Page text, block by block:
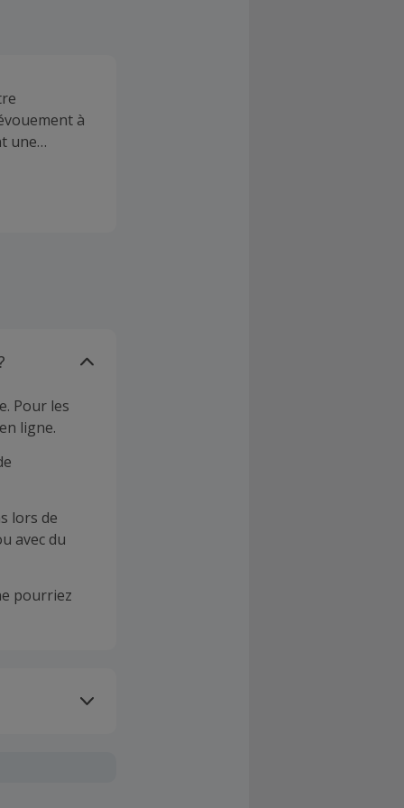
à
une
Pour les
ligne.
lors de
avec du
pourriez